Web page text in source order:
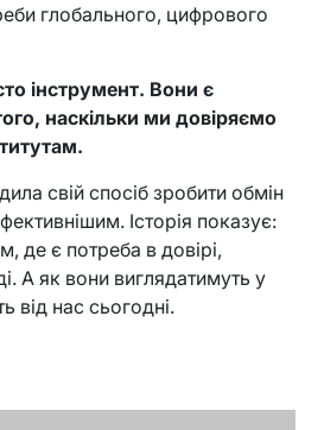
глобального, цифрового
інструмент. Вони є
наскільки ми довіряємо
свій спосіб зробити обмін
Історія показує:
де є потреба в довірі,
А як вони виглядатимуть у
нас сьогодні.